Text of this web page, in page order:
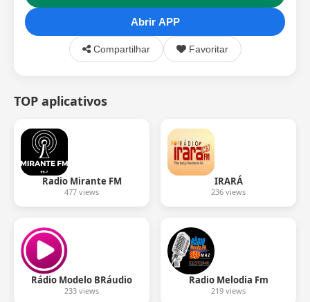
Abrir APP
Compartilhar Favoritar
TOP aplicativos
Radio Mirante FM
477 views
IRARÁ
236 views
Rádio Modelo BRáudio
233 views
Radio Melodia Fm
219 views